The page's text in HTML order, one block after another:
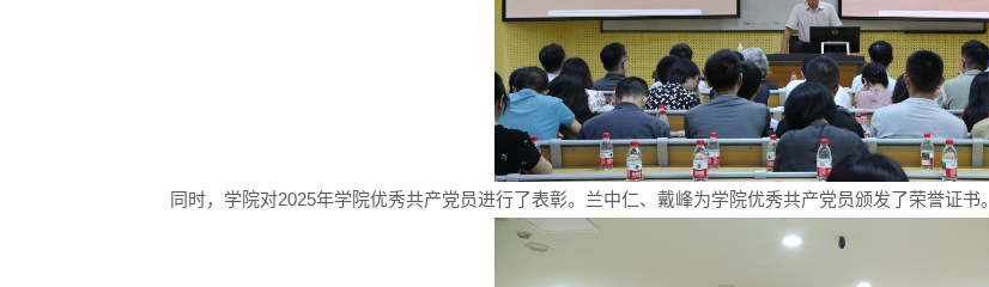
同时，学院对2025年学院优秀共产党员进行了表彰。兰中仁、戴峰为学院优秀共产党员颁发了荣誉证书。